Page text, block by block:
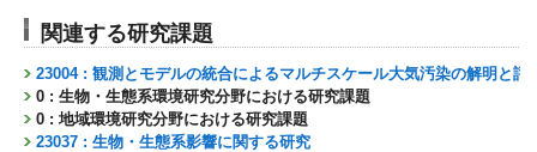
関連する研究課題
23004 : 観測とモデルの統合によるマルチスケール大気汚染の解明と評
0 : 生物・生態系環境研究分野における研究課題
0 : 地域環境研究分野における研究課題
23037 : 生物・生態系影響に関する研究